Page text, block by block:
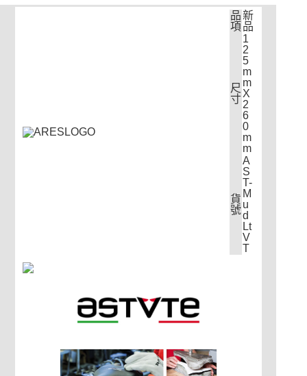
2.透過簡訊連結打開帳單後，可選擇「超商條碼／台灣大直營門市／銀行轉
1.本服務係由「台灣大哥大股份有限公司」（以下簡稱本公司）所提供，讓
用戶於交易時，得透過本服務購買商品或服務，並由商店將買賣／分期付款
買賣價金債權讓與本公司後，依約使用本公司帳單繳交帳款。
2.基於同意付款使用「大哥付你分期」之契約關係目的，商店將以您的個人
資料（包含姓名、電話或地址）提供予台灣大哥大進項蒐集、處理及利用，
由本公司與您本人進行分期帳單所需資料之確認、核對及更正。
https://oppay.tw/userRule
【「AFTEE先享後付」結帳流程】
１．於結帳方式選擇「AFTEE先享後付」後，將跳轉至「AFTEE先享後付」
３．收到繳費通知簡訊後14天內，點擊此簡訊中的連結，可透過四大超商／
※ 請注意：結帳手續完成當下不需立刻繳費，但若您需要取消訂單，請聯絡
購買商品的店家。未經商家同意取消之訂單仍視為有效，需透過AFTEE先享
※ 交易是否成功請以「AFTEE先享後付 」之結帳頁面顯示為準，若有關於
是否繳費成功／繳費後需取消欲退款等相關疑問，請聯繫「AFTEE先享後付
https://netprotections.freshdesk.com/support/home
１．透過由恩沛科技股份有限公司提供之「AFTEE先享後付」服務完成之交
易，需依本服務之必要範圍內提供個人資料，並將交易相關給付款項請求債
３．未成年的使用者請事先徵得法定代理人或監護人之同意方可使用
「AFTEE先享後付」，若未經同意申辦者引起之損失，本公司不負相關責
任。
請求用戶進行身份認證。
５．嚴禁一人註冊多個帳號或使用他人資訊註冊。若發現惡意使用之情形，
每筆NT$60，滿NT$998(含以上)免運費
每筆NT$60，滿NT$998(含以上)免運費
品
項
新
品
尺
寸
1
2
5
m
m
X
2
6
0
m
m
貨
號
A
S
T-
M
u
d
Lt
V
T